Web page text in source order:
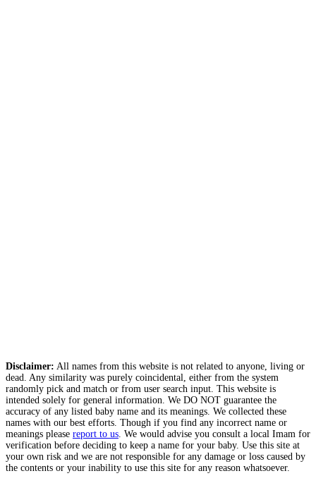
Disclaimer: All names from this website is not related to anyone, living or
dead. Any similarity was purely coincidental, either from the system
randomly pick and match or from user search input. This website is
intended solely for general information. We DO NOT guarantee the
accuracy of any listed baby name and its meanings. We collected these
names with our best efforts. Though if you find any incorrect name or
meanings please report to us . We would advise you consult a local Imam for
verification before deciding to keep a name for your baby. Use this site at
your own risk and we are not responsible for any damage or loss caused by
the contents or your inability to use this site for any reason whatsoever.